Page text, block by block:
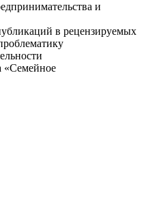
и
в рецензируемых
«Семейное